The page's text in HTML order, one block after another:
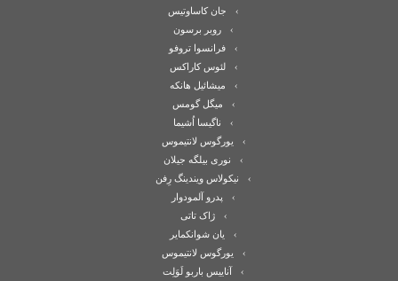
جان کاساوتیس
روبر برسون
فرانسوا تروفو
لئوس کاراکس
میشائیل هانکه
میگل گومس
ناگیسا اُشیما
یورگوس لانتیموس
نوری بیلگه جیلان
نیکولاس ویندینگ رِفن
پدرو آلمودوار
ژاک تاتی
یان شوانکمایر
یورگوس لانتیموس
آناییس باربو لَوَلِت